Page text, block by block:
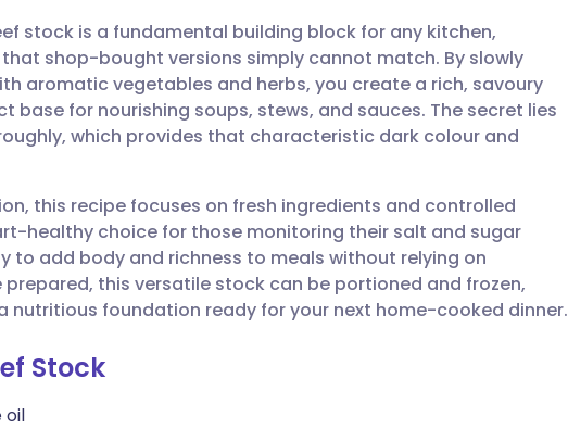
مشاركة عبر 🇩🇪 Deutsch
🇫🇷 Français
🇵🇹 Português
🇮🇱 עברית
stock is a fundamental building block for any kitchen,
shop-bought versions simply cannot match. By slowly
aromatic vegetables and herbs, you create a rich, savoury
base for nourishing soups, stews, and sauces. The secret lies
which provides that characteristic dark colour and
this recipe focuses on fresh ingredients and controlled
healthy choice for those monitoring their salt and sugar
to add body and richness to meals without relying on
this versatile stock can be portioned and frozen,
nutritious foundation ready for your next home-cooked dinner.
Stock
oil